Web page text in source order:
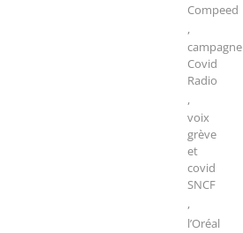
Compeed
,
campagne
Covid
Radio
,
voix
grève
et
covid
SNCF
,
l’Oréal